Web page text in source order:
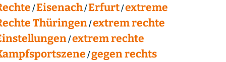
Eisenach Erfurt extreme
Thüringen extrem rechte
extrem rechte
gegen rechts